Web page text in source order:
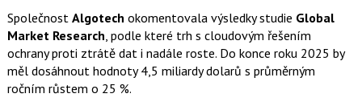
Společnost Algotech okomentovala výsledky studie Global
Market Research, podle které trh s cloudovým řešením
ochrany proti ztrátě dat i nadále roste. Do konce roku 2025 by
měl dosáhnout hodnoty 4,5 miliardy dolarů s průměrným
ročním růstem o 25 %.